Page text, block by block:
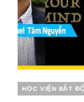
Categories
HỌC VIỆN BẤT